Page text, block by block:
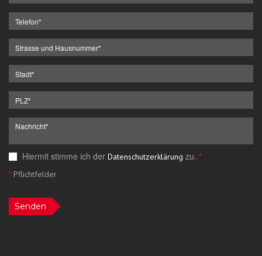
Hiermit stimme ich der Datenschutzerklärung zu. *
*Pflichtfelder
Senden